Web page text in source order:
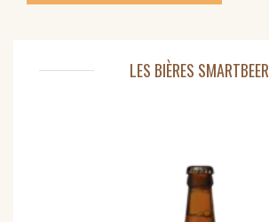
LES BIÈRES SMARTBEER